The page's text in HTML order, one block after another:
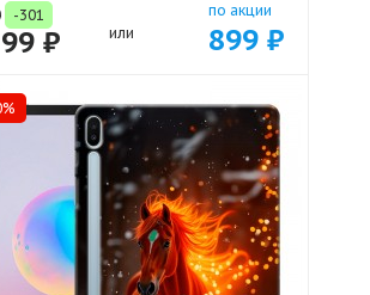
-301
₽ или
по акции
899 ₽